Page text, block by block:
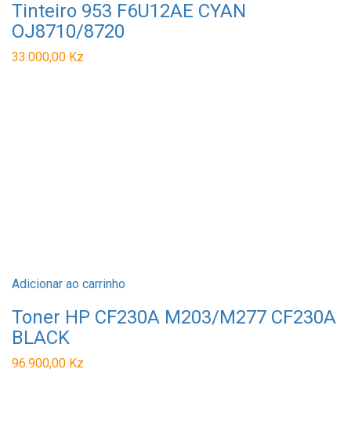
Tinteiro 953 F6U12AE CYAN
OJ8710/8720
33.000,00 Kz
Adicionar ao carrinho
Toner HP CF230A M203/M277 CF230A
BLACK
96.900,00 Kz